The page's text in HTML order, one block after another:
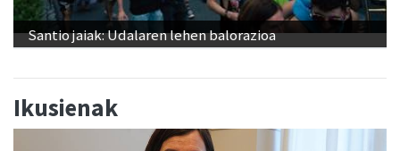
Santio jaiak: Udalaren lehen balorazioa
Ikusienak